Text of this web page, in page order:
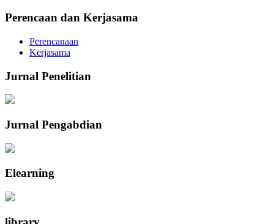
Perencaan dan Kerjasama
Perencanaan
Kerjasama
Jurnal Penelitian
Jurnal Pengabdian
Elearning